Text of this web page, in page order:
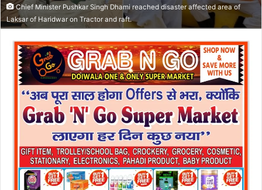
Chief Minister Pushkar Singh Dhami reached disaster affected area of
Laksar of Haridwar on Tractor and raft.